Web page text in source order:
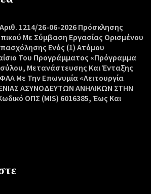
1214/26-06-2026 Πρόσκλησης
Με Σύμβαση Εργασίας Ορισμένου
Ενός (1) Ατόμου
Του Προγράμματος «Πρόγραμμα
Μετανάστευσης Και Ένταξης
Με Την Επωνυμία «Λειτουργία
ΑΣΥΝΟΔΕΥΤΩΝ ΑΝΗΛΙΚΩΝ ΣΤΗΝ
ΟΠΣ (MIS) 6016385, Έως Και